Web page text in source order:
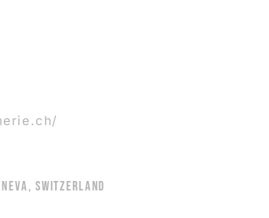
SWITZERLAND